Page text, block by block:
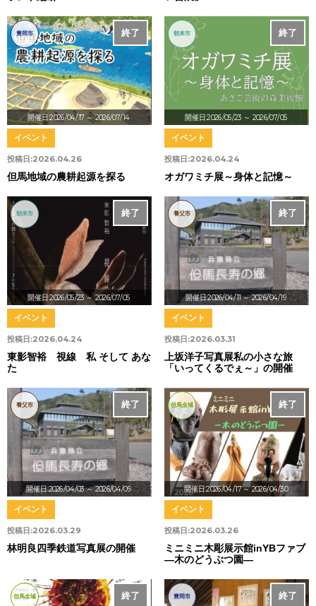
開催日:2026/04/17 ～ 2026/07/14
終了
豊岡市
投稿日:2026.04.26
イベント
但馬地域の農耕起源を探る
開催日:2026/05/23 ～ 2026/07/05
終了
朝来市
投稿日:2026.04.24
イベント
オガワミチ展～身体と記憶～
開催日:2026/05/23 ～ 2026/07/05
終了
朝来市
投稿日:2026.04.24
イベント
東影智裕 視線 私 そして あな
た
開催日:2026/04/11～ 2026/04/19
終了
養父市
投稿日:2026.03.31
イベント
上坂洋子写真展私の小さな旅
「いってくるでぇ～」の開催
開催日:2026/04/03～ 2026/04/09
終了
養父市
投稿日:2026.03.29
イベント
林明良四季鉄道写真展の開催
開催日:2026/04/17～ 2026/04/30
終了
但馬全域
投稿日:2026.03.26
イベント
ミニミニ木彫展示館inYBファブ
―木のどうぶつ園―
終了
但馬全域 終了
豊岡市